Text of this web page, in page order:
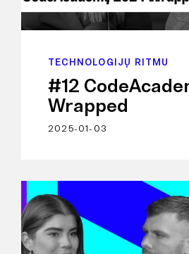
TECHNOLOGIJŲ RITMU
#12
Wrapped
2025-01-03